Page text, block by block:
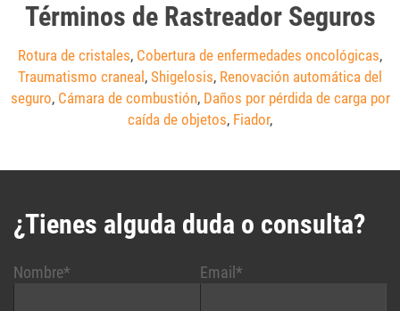
Términos de Rastreador Seguros
Rotura de cristales, Cobertura de enfermedades oncológicas,
Traumatismo craneal , Shigelosis, Renovación automática del
seguro, Cámara de combustión, Daños por pérdida de carga por
caída de objetos, Fiador,
¿Tienes alguda duda o consulta?
Nombre* Email*